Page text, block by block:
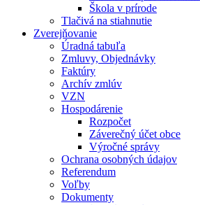
Škola v prírode
Tlačivá na stiahnutie
Zverejňovanie
Úradná tabuľa
Zmluvy, Objednávky
Faktúry
Archív zmlúv
VZN
Hospodárenie
Rozpočet
Záverečný účet obce
Výročné správy
Ochrana osobných údajov
Referendum
Voľby
Dokumenty